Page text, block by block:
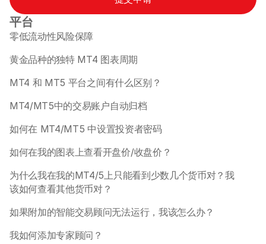
平台
零低流动性风险保障
黄金品种的独特 MT4 图表周期
MT4 和 MT5 平台之间有什么区别？
MT4/MT5中的交易账户自动归档
如何在 MT4/MT5 中设置投资者密码
如何在我的图表上查看开盘价/收盘价？
为什么我在我的MT4/5上只能看到少数几个货币对？我
该如何查看其他货币对？
如果附加的智能交易顾问无法运行，我该怎么办？
我如何添加专家顾问？